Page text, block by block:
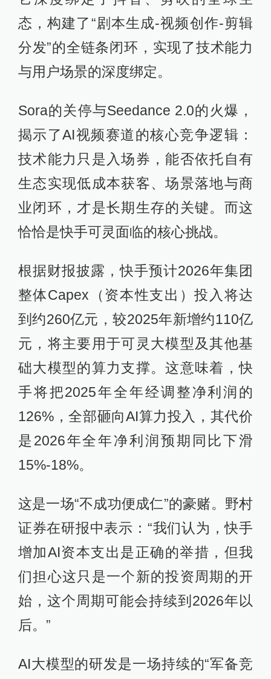
态，构建了“剧本生成-视频创作-剪辑
分发”的全链条闭环，实现了技术能力
与用户场景的深度绑定。
Sora的关停与Seedance 2.0的火爆，
揭示了AI视频赛道的核心竞争逻辑：
技术能力只是入场券，能否依托自有
生态实现低成本获客、场景落地与商
业闭环，才是长期生存的关键。而这
恰恰是快手可灵面临的核心挑战。
根据财报披露，快手预计2026年集团
整体Capex（资本性支出）投入将达
到约260亿元，较2025年新增约110亿
元，将主要用于可灵大模型及其他基
础大模型的算力支撑。这意味着，快
手将把2025年全年经调整净利润的
126%，全部砸向AI算力投入，其代价
是2026年全年净利润预期同比下滑
15%-18%。
这是一场“不成功便成仁”的豪赌。野村
证券在研报中表示：“我们认为，快手
增加AI资本支出是正确的举措，但我
们担心这只是一个新的投资周期的开
始，这个周期可能会持续到2026年以
后。”
AI大模型的研发是一场持续的“军备竞